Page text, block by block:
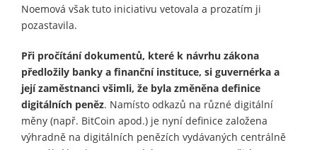
Noemová však tuto iniciativu vetovala a prozatím ji
pozastavila.
Při pročítání dokumentů, které k návrhu zákona
předložily banky a finanční instituce, si guvernérka a
její zaměstnanci všimli, že byla změněna definice
digitálních peněz. Namísto odkazů na různé digitální
měny (např. BitCoin apod.) je nyní definice založena
výhradně na digitálních penězích vydávaných centrálně